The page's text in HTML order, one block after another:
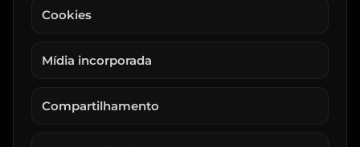
Cookies
Mídia incorporada
Compartilhamento